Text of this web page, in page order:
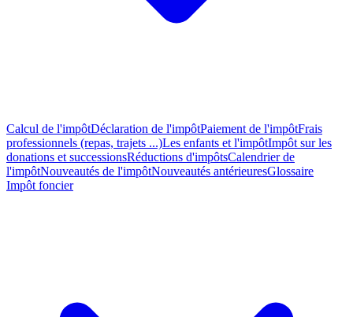
Calcul de l'impôtDéclaration de l'impôtPaiement de l'impôtFrais
professionnels (repas, trajets ...)Les enfants et l'impôtImpôt sur les
donations et successionsRéductions d'impôtsCalendrier de
l'impôtNouveautés de l'impôtNouveautés antérieuresGlossaire
Impôt foncier